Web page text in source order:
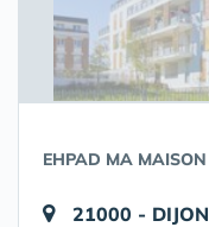
EHPAD MA MAISON
21000 - DIJON